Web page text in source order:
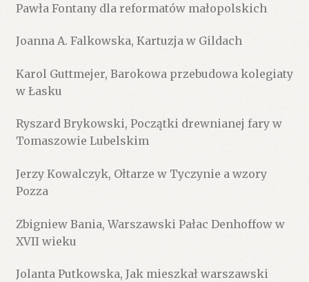
Pawła Fontany dla reformatów małopolskich
Joanna A. Falkowska, Kartuzja w Gildach
Karol Guttmejer, Barokowa przebudowa kolegiaty
w Łasku
Ryszard Brykowski, Początki drewnianej fary w
Tomaszowie Lubelskim
Jerzy Kowalczyk, Ołtarze w Tyczynie a wzory
Pozza
Zbigniew Bania, Warszawski Pałac Denhoffow w
XVII wieku
Jolanta Putkowska, Jak mieszkał warszawski